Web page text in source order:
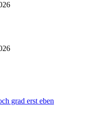
grad erst eben